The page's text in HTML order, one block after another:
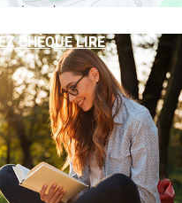
CHÈQUE LIRE